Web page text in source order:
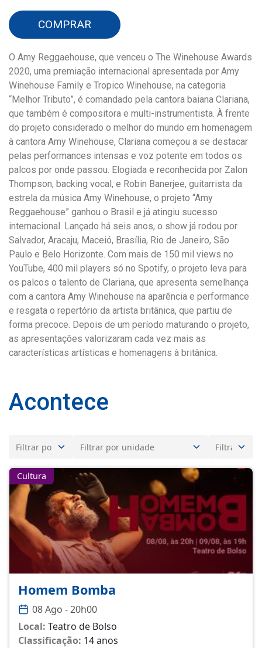
COMPRAR
O Amy Reggaehouse, que venceu o The Winehouse Awards
2020, uma premiação internacional apresentada por Amy
Winehouse Family e Tropico Winehouse, na categoria
“Melhor Tributo”, é comandado pela cantora baiana Clariana,
que também é compositora e multi-instrumentista. À frente
do projeto considerado o melhor do mundo em homenagem
à cantora Amy Winehouse, Clariana começou a se destacar
pelas performances intensas e voz potente em todos os
palcos por onde passou. Elogiada e reconhecida por Zalon
Thompson, backing vocal, e Robin Banerjee, guitarrista da
estrela da música Amy Winehouse, o projeto “Amy
Reggaehouse” ganhou o Brasil e já atingiu sucesso
internacional. Lançado há seis anos, o show já rodou por
Salvador, Aracaju, Maceió, Brasília, Rio de Janeiro, São
Paulo e Belo Horizonte. Com mais de 150 mil views no
YouTube, 400 mil players só no Spotify, o projeto leva para
os palcos o talento de Clariana, que apresenta semelhança
com a cantora Amy Winehouse na aparência e performance
e resgata o repertório da artista britânica, que partiu de
forma precoce. Depois de um período maturando o projeto,
as apresentações valorizaram cada vez mais as
características artísticas e homenagens à britânica.
Acontece
Cultura
Homem Bomba
08 Ago - 20h00
Local: Teatro de Bolso
Classificação: 14 anos